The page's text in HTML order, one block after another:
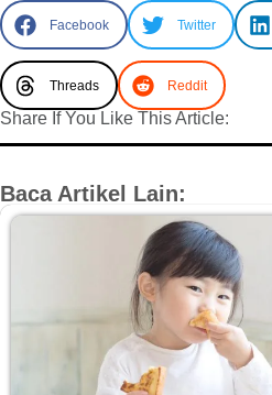
Facebook Twitter
Threads Reddit
Share If You Like This Article:
Baca Artikel Lain: